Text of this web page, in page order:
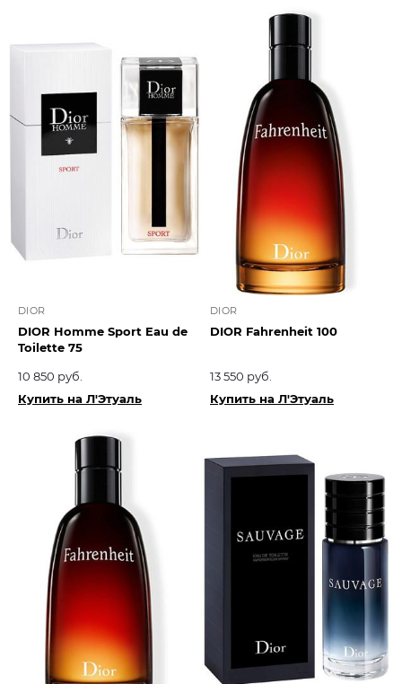
DIOR
DIOR Homme Sport Eau de
Toilette 75
10 850 руб.
Купить на Л'Этуаль
DIOR
DIOR Fahrenheit 100
13 550 руб.
Купить на Л'Этуаль